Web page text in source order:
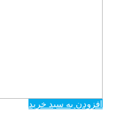
افزودن به سبد خرید